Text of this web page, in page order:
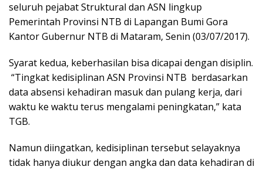
seluruh pejabat Struktural dan ASN lingkup
Pemerintah Provinsi NTB di Lapangan Bumi Gora
Kantor Gubernur NTB di Mataram, Senin (03/07/2017).
Syarat kedua, keberhasilan bisa dicapai dengan disiplin.
“Tingkat kedisiplinan ASN Provinsi NTB berdasarkan
data absensi kehadiran masuk dan pulang kerja, dari
waktu ke waktu terus mengalami peningkatan,” kata
TGB.
Namun diingatkan, kedisiplinan tersebut selayaknya
tidak hanya diukur dengan angka dan data kehadiran di